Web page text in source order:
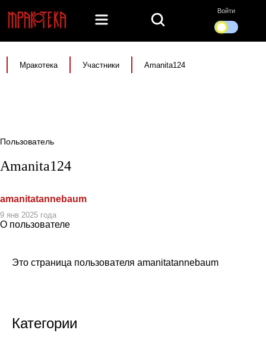
Войти
Мракотека Участники Amanita124
Пользователь
Amanita124
amanitatannebaum
9 янв 2025 года
О пользователе
Это страница пользователя amanitatannebaum
Категории